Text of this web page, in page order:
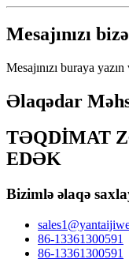
Mesajınızı
Mesajınızı buraya
Əlaqədar
TƏQDİMAT
EDƏK
Bizimlə əlaqə
86-13361300591
86-13361300591